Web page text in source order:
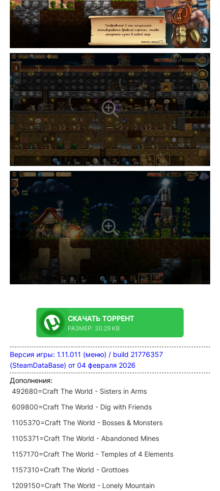
СКАЧАТЬ ТОРРЕНТ
РАЗМЕР: 30.29 KB
Версия игры: 1.11.011 (меню) / build 21776357
(SteamDataBase) от 04 февраля 2026
Дополнения:
492680=Craft The World - Sisters in Arms
609800=Craft The World - Dig with Friends
1105370=Craft The World - Bosses & Monsters
1105371=Craft The World - Abandoned Mines
1157170=Craft The World - Temples of 4 Elements
1157310=Craft The World - Grottoes
1209150=Craft The World - Lonely Mountain